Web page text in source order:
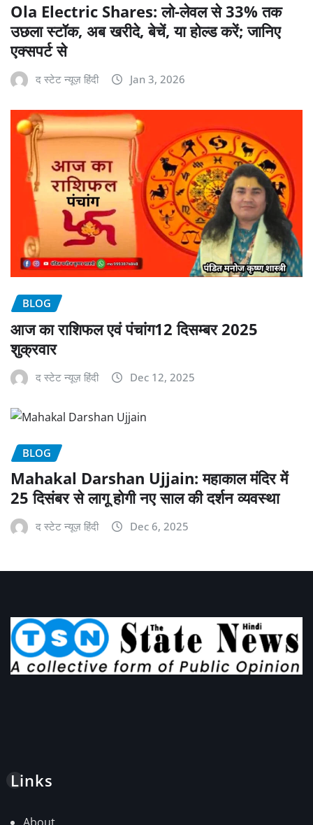
Ola Electric Shares: लो-लेवल से 33% तक
उछला स्टॉक, अब खरीदे, बेचें, या होल्ड करें; जानिए
एक्सपर्ट से
द स्टेट न्यूज़ हिंदी Jan 3, 2026
BLOG
आज का राशिफल एवं पंचांग12 दिसम्बर 2025
शुक्रवार
द स्टेट न्यूज़ हिंदी Dec 12, 2025
BLOG
Mahakal Darshan Ujjain: महाकाल मंदिर में
25 दिसंबर से लागू होगी नए साल की दर्शन व्यवस्था
द स्टेट न्यूज़ हिंदी Dec 6, 2025
Links